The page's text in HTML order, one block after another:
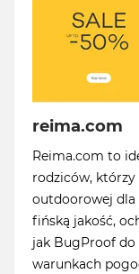
reima.com
Reima.com to
rodziców, którzy
outdoorowej dla
fińską jakość,
jak BugProof do
warunkach